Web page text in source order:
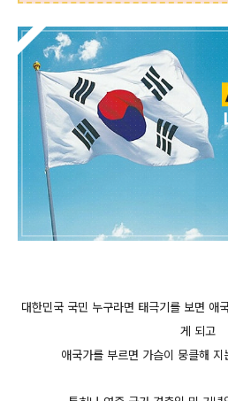
대한민국 국민 누구라면 태극기를 보면 애
게 되고
애국가를 부르면 가슴이 뭉클해